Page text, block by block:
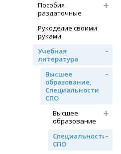
Пособия
раздаточные
Рукоделие своими
руками
Учебная
литература
Высшее
образование,
Специальности
СПО
Высшее
образование
Специальности
СПО